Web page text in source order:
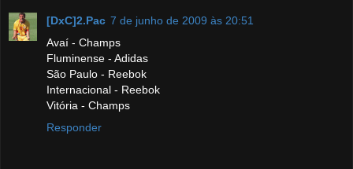
[DxC]2.Pac 7 de junho de 2009 às 20:51
Avaí - Champs
Fluminense - Adidas
São Paulo - Reebok
Internacional - Reebok
Vitória - Champs
Responder